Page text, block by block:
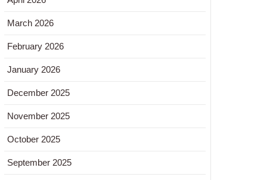
March 2026
February 2026
January 2026
December 2025
November 2025
October 2025
September 2025